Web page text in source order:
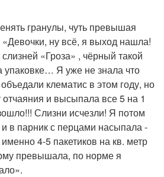
гранулы, чуть превышая
ну всё, я выход нашла!
«Гроза» , чёрный такой
упаковке… Я уже не знала что
клематис в этом году, но
отчаяния и высыпала все 5 на 1
Слизни исчезли! Я потом
в парник с перцами насыпала -
4-5 пакетиков на кв. метр
превышала, по норме я